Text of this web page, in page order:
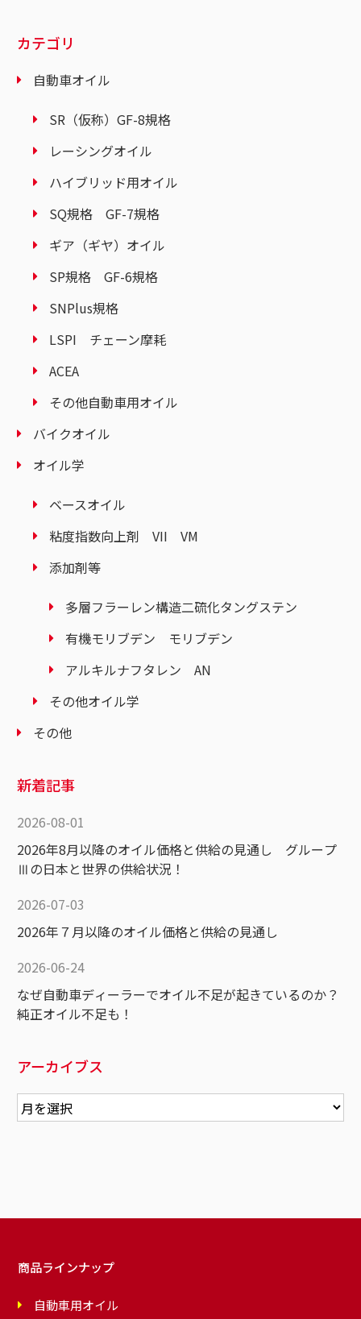
カテゴリ
自動車オイル
SR（仮称）GF-8規格
レーシングオイル
ハイブリッド用オイル
SQ規格 GF-7規格
ギア（ギヤ）オイル
SP規格 GF-6規格
SNPlus規格
LSPI チェーン摩耗
ACEA
その他自動車用オイル
バイクオイル
オイル学
ベースオイル
粘度指数向上剤 VII VM
添加剤等
多層フラーレン構造二硫化タングステン
有機モリブデン モリブデン
アルキルナフタレン AN
その他オイル学
その他
新着記事
2026-08-01
2026年8月以降のオイル価格と供給の見通し グループ
Ⅲの日本と世界の供給状況！
2026-07-03
2026年７月以降のオイル価格と供給の見通し
2026-06-24
なぜ自動車ディーラーでオイル不足が起きているのか？
純正オイル不足も！
アーカイブス
商品ラインナップ
自動車用オイル